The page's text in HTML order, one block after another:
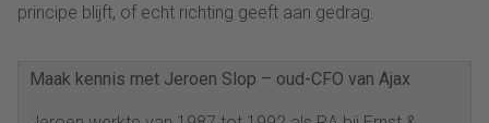
principe blijft, of echt richting geeft aan gedrag.
Maak kennis met Jeroen Slop – oud-CFO van Ajax